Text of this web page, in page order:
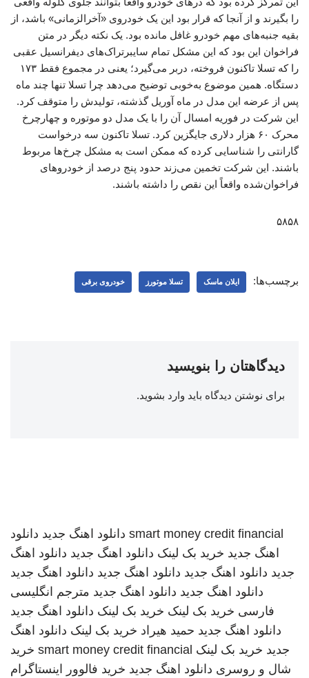
را بگیرند و از آنجا که قرار بود این یک خودروی «آخرالزمانی» باشد، از
بقیه جنبه‌های مهم خودرو غافل مانده بود. یک نکته دیگر در متن
فراخوان این بود که این مشکل تمام سایبرتراک‌های دیفرانسیل عقبی
را که تسلا تاکنون فروخته، دربر می‌گیرد؛ یعنی در مجموع فقط ۱۷۳
دستگاه. همین موضوع به‌خوبی توضیح می‌دهد چرا تسلا تنها چند ماه
پس از عرضه این مدل در ماه آوریل گذشته، تولیدش را متوقف کرد.
این شرکت در فوریه امسال آن را با یک مدل دو موتوره و چهارچرخ
محرک ۶۰ هزار دلاری جایگزین کرد. تسلا تاکنون سه درخواست
گارانتی را شناسایی کرده که ممکن است به مشکل چرخ‌ها مربوط
باشند. این شرکت تخمین می‌زند حدود پنج درصد از خودروهای
فراخوان‌شده واقعاً این نقص را داشته باشند.
۵۸۵۸
برچسب‌ها: ایلان ماسک تسلا موتورز خودروی برقی
دیدگاهتان را بنویسید
برای نوشتن دیدگاه باید وارد بشوید.
smart money credit financial دانلود اهنگ جدید دانلود
اهنگ جدید خرید بک لینک دانلود اهنگ جدید دانلود اهنگ
جدید دانلود اهنگ جدید دانلود اهنگ جدید دانلود اهنگ جدید
دانلود اهنگ جدید دانلود اهنگ جدید مترجم انگلیسی
فارسی خرید بک لینک خرید بک لینک دانلود اهنگ جدید
دانلود اهنگ جدید حمید هیراد خرید بک لینک دانلود اهنگ
جدید خرید بک لینک smart money credit financial خرید
شال و روسری دانلود اهنگ جدید خرید فالوور اینستاگرام